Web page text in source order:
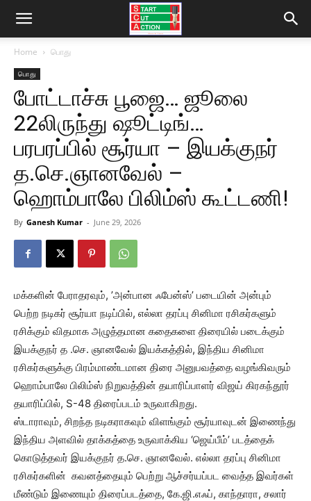
Home பொது
பொது
போட்டாச்சு பூஜை… ஜூலை
22லிருந்து ஷூட்டிங்…
பரபரப்பில் சூர்யா – இயக்குநர்
த.செ.ஞானவேல் –
ஹொம்பாலே பிலிம்ஸ் கூட்டணி!
By Ganesh Kumar - June 29, 2026
மக்களின் பேராதரவும், ’அன்பான ஃபேன்ஸ்’ படையின் அன்பும்
பெற்ற நடிகர் சூர்யா நடிப்பில், எல்லா தரப்பு சினிமா ரசிகர்களும்
ரசிக்கும் விதமாக அழுத்தமான கதைகளை திரையில் படைக்கும்
இயக்குநர் த .செ. ஞானவேல் இயக்கத்தில், இந்திய சினிமா
ரசிகர்களுக்கு பிரம்மாண்டமான திரை அனுபவத்தை வழங்கிவரும்
ஹொம்பாலே பிலிம்ஸ் நிறுவத்தின் தயாரிப்பாளர் விஜய் கிரகந்தூர்
தயாரிப்பில், S-48 திரைப்படம் உருவாகிறது.
ஸ்டாராவும், சிறந்த நடிகராகவும் விளங்கும் சூர்யாவுடன் இணைந்து
இந்திய அளவில் தாக்கத்தை உருவாக்கிய ‘ஜெய்பீம்’ படத்தைக்
கொடுத்தவர் இயக்குநர் த.செ. ஞானவேல். எல்லா தரப்பு சினிமா
ரசிகர்களின் கவனத்தையும் பெற்று ஆச்சர்யப்பட வைத்த இவர்கள்
மீண்டும் இணையும் திரைப்படத்தை, கே.ஜி.எஃப், காந்தாரா, சலார்